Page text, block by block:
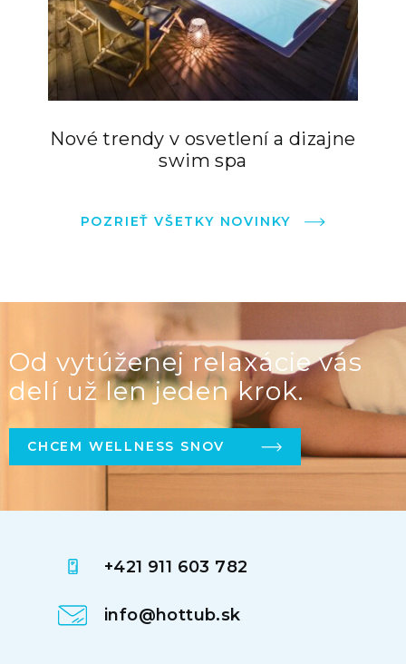
Nové trendy v osvetlení a dizajne
swim spa
POZRIEŤ VŠETKY NOVINKY
Od vytúženej relaxácie vás
delí už len jeden krok.
CHCEM WELLNESS SNOV
+421 911 603 782
info@hottub.sk